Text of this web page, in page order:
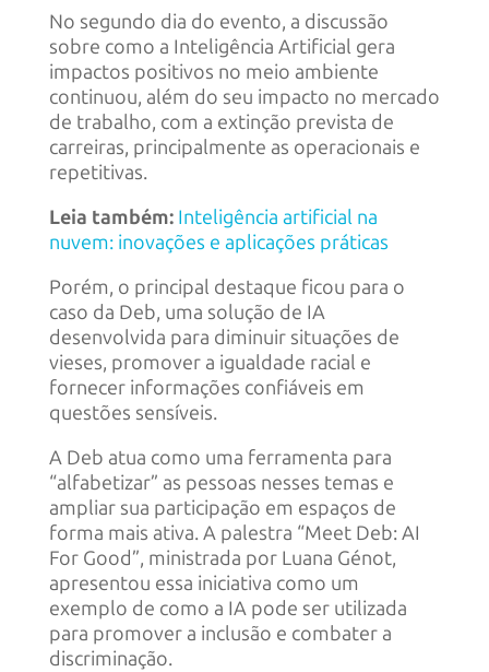
No segundo dia do evento, a discussão
sobre como a Inteligência Artificial gera
impactos positivos no meio ambiente
continuou, além do seu impacto no mercado
de trabalho, com a extinção prevista de
carreiras, principalmente as operacionais e
repetitivas.
Leia também: Inteligência artificial na
nuvem: inovações e aplicações práticas
Porém, o principal destaque ficou para o
caso da Deb, uma solução de IA
desenvolvida para diminuir situações de
vieses, promover a igualdade racial e
fornecer informações confiáveis em
questões sensíveis.
A Deb atua como uma ferramenta para
“alfabetizar” as pessoas nesses temas e
ampliar sua participação em espaços de
forma mais ativa. A palestra “Meet Deb: AI
For Good”, ministrada por Luana Génot,
apresentou essa iniciativa como um
exemplo de como a IA pode ser utilizada
para promover a inclusão e combater a
discriminação.